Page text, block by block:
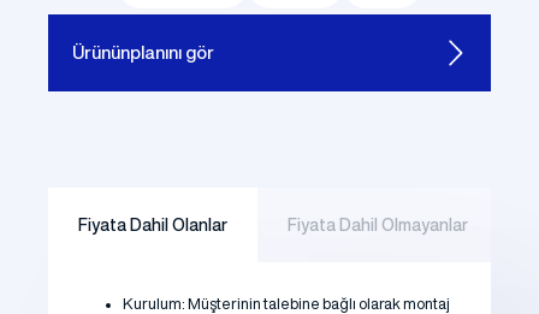
Ürününplanını gör
Fiyata Dahil Olanlar Fiyata Dahil Olmayanlar
Kurulum: Müşterinin talebine bağlı olarak montaj